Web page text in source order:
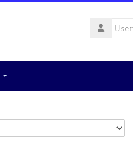
Username